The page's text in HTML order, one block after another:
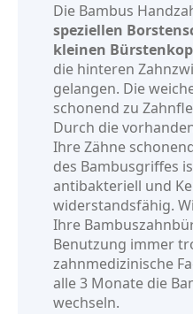
Die Bambus
speziellen
kleinen
die hinteren
gelangen. Die
schonend zu
Durch die
Ihre Zähne
des Bambusgriffes
antibakteriell und
widerstandsfähig.
Ihre
Benutzung immer
zahnmedizinische
alle 3 Monate die
wechseln.